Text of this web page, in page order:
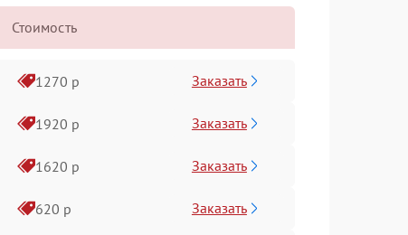
Стоимость
1270 р Заказать
1920 р Заказать
1620 р Заказать
620 р Заказать